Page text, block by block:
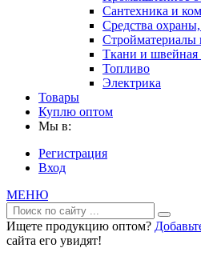
Сантехника и
Средства
Стройматериалы
Ткани и швейная
Топливо
Электрика
Товары
Куплю оптом
Мы в:
Регистрация
Вход
МЕНЮ
Ищете продукцию оптом?
сайта его увидят!